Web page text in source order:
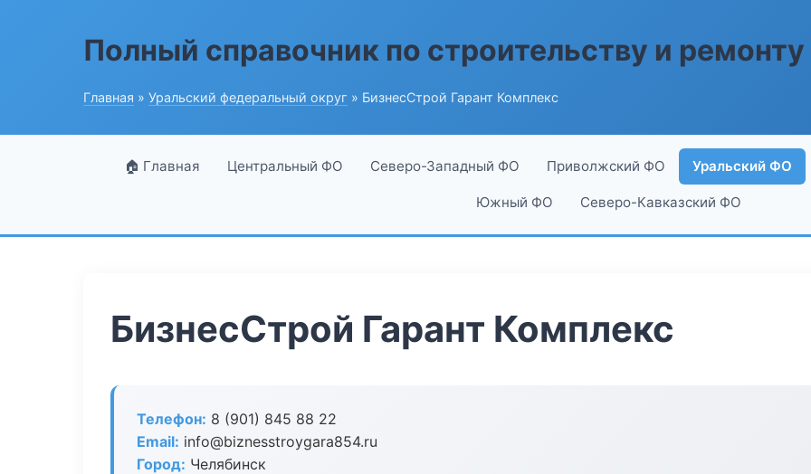
Полный справочник по строительству и ремонту
Главная » Уральский федеральный округ » БизнесСтрой Гарант Комплекс
🏠 Главная Центральный ФО Северо-Западный ФО Приволжский ФО Уральский ФО
Южный ФО Северо-Кавказский ФО
БизнесСтрой Гарант Комплекс
Телефон: 8 (901) 845 88 22
Email: info@biznesstroygara854.ru
Город: Челябинск